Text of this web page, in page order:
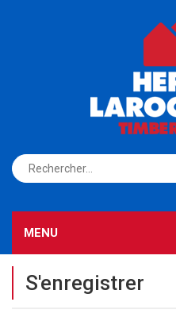
MENU
S'enregistrer